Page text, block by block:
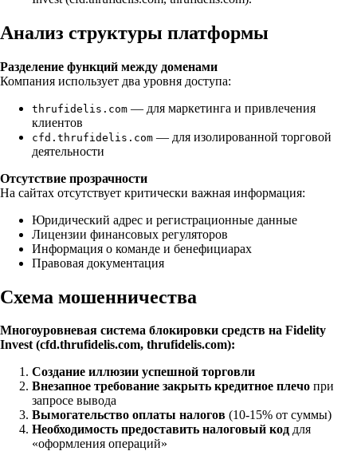
Анализ структуры платформы
Разделение функций между доменами
Компания использует два уровня доступа:
thrufidelis.com — для маркетинга и привлечения
клиентов
cfd.thrufidelis.com — для изолированной торговой
деятельности
Отсутствие прозрачности
На сайтах отсутствует критически важная информация:
Юридический адрес и регистрационные данные
Лицензии финансовых регуляторов
Информация о команде и бенефициарах
Правовая документация
Схема мошенничества
Многоуровневая система блокировки средств на Fidelity
Invest (cfd.thrufidelis.com, thrufidelis.com):
Создание иллюзии успешной торговли
Внезапное требование закрыть кредитное плечо при
запросе вывода
Вымогательство оплаты налогов (10-15% от суммы)
Необходимость предоставить налоговый код для
«оформления операций»